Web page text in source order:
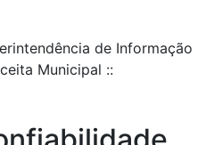
de Informação
Municipal ::